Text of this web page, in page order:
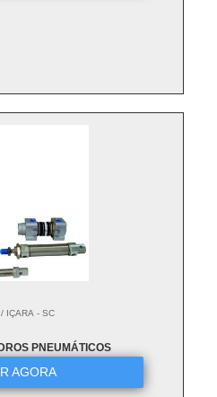
IÇARA - SC
PNEUMÁTICOS
AGORA